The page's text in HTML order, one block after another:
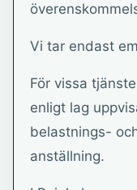
Vi tar endast
För vissa
enligt lag
belastnings-
anställning.